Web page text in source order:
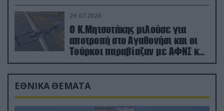
29.07.2026
Ο Κ.Μητσοτάκης μιλούσε για
αποτροπή στο Αγαθονήσι και οι
Τούρκοι παραβίαζαν με ΑΦΝΣ και
drone
ΕΘΝΙΚΑ ΘΕΜΑΤΑ